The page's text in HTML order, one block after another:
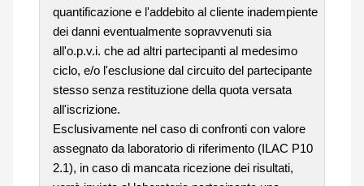
quantificazione e l'addebito al cliente inadempiente
dei danni eventualmente sopravvenuti sia
all'o.p.v.i. che ad altri partecipanti al medesimo
ciclo, e/o l'esclusione dal circuito del partecipante
stesso senza restituzione della quota versata
all'iscrizione.
Esclusivamente nel caso di confronti con valore
assegnato da laboratorio di riferimento (ILAC P10
2.1), in caso di mancata ricezione dei risultati,